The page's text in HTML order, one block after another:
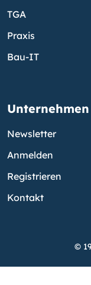
TGA
Praxis
Bau-IT
Unternehmen
Newsletter
Anmelden
Registrieren
Kontakt
©